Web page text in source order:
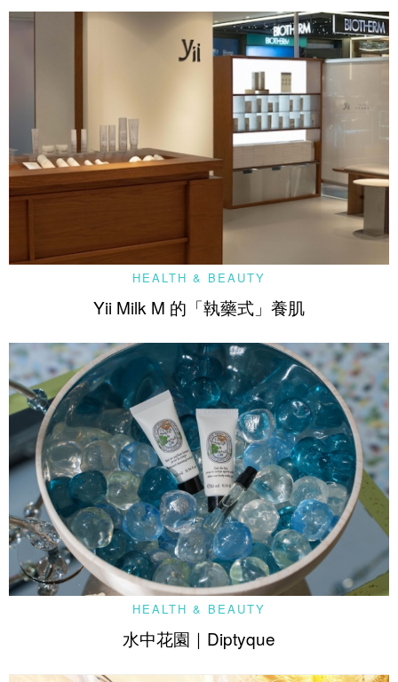
HEALTH & BEAUTY
Yii Milk M 的「執藥式」養肌
HEALTH & BEAUTY
水中花園｜Diptyque